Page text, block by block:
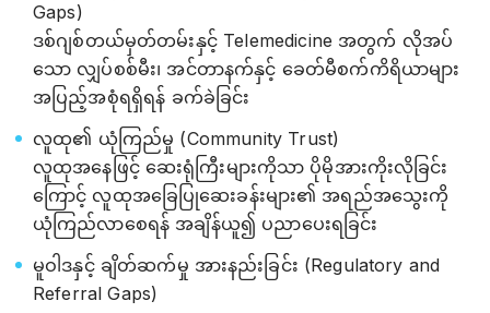
Gaps)
ဒစ်ဂျစ်တယ်မှတ်တမ်းနှင့် Telemedicine အတွက် လိုအပ်
သော လျှပ်စစ်မီး၊ အင်တာနက်နှင့် ခေတ်မီစက်ကိရိယာများ
အပြည့်အစုံရရှိရန် ခက်ခဲခြင်း
လူထု၏ ယုံကြည်မှု (Community Trust)
လူထုအနေဖြင့် ဆေးရုံကြီးများကိုသာ ပိုမိုအားကိုးလိုခြင်း
ကြောင့် လူထုအခြေပြုဆေးခန်းများ၏ အရည်အသွေးကို
ယုံကြည်လာစေရန် အချိန်ယူ၍ ပညာပေးရခြင်း
မူဝါဒနှင့် ချိတ်ဆက်မှု အားနည်းခြင်း (Regulatory and
Referral Gaps)